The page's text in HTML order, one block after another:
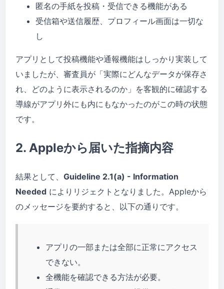
匿名の手紙を投稿・受信できる機能がある
受信箱や送信履歴、プロフィール画面は一切な
し
アプリとして投稿機能や通報機能はしっかり実装して
いましたが、審査員が「実際にどんなデータが保存さ
れ、どのように表示されるのか」を客観的に確認する
導線がアプリ外にも内にもなかったのがこの時の状態
です。
2. Appleから届いた指摘内容
結果として、 Guideline 2.1(a) - Information
Needed によりリジェクトとなりました。Appleから
のメッセージを要約すると、以下の通りです。
アプリの一部または全部に正常にアクセス
できない。
全機能を確認できる方法が必要。